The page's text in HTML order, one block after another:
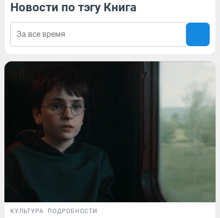
Новости по тэгу Книга
КУЛЬТУРА ПОДРОБНОСТИ